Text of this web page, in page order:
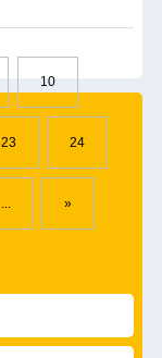
10
23 24
»